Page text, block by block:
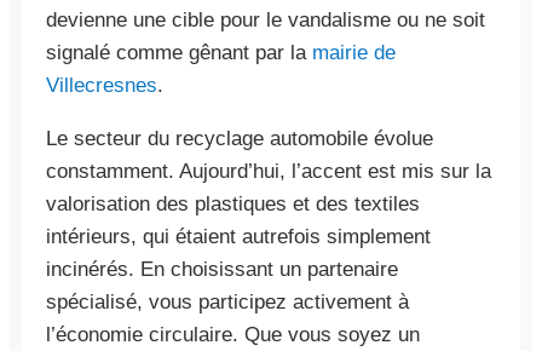
devienne une cible pour le vandalisme ou ne soit
signalé comme gênant par la mairie de
Villecresnes.
Le secteur du recyclage automobile évolue
constamment. Aujourd’hui, l’accent est mis sur la
valorisation des plastiques et des textiles
intérieurs, qui étaient autrefois simplement
incinérés. En choisissant un partenaire
spécialisé, vous participez activement à
l’économie circulaire. Que vous soyez un